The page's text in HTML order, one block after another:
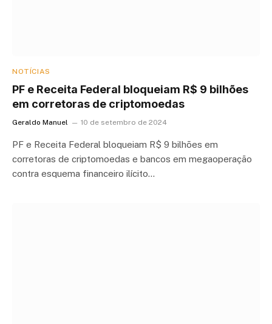
NOTÍCIAS
PF e Receita Federal bloqueiam R$ 9 bilhões
em corretoras de criptomoedas
Geraldo Manuel 10 de setembro de 2024
PF e Receita Federal bloqueiam R$ 9 bilhões em
corretoras de criptomoedas e bancos em megaoperação
contra esquema financeiro ilícito…